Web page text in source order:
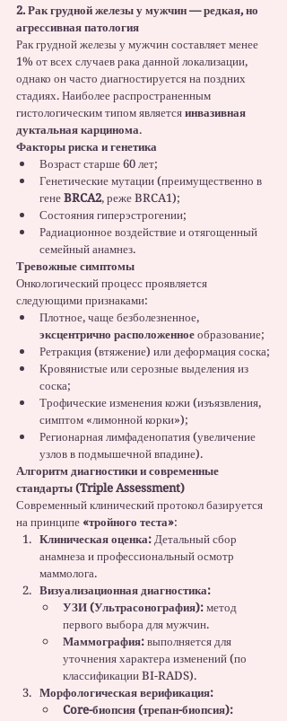
2. Рак грудной железы у мужчин — редкая, но
агрессивная патология
Рак грудной железы у мужчин составляет менее
1% от всех случаев рака данной локализации,
однако он часто диагностируется на поздних
стадиях. Наиболее распространенным
гистологическим типом является инвазивная
дуктальная карцинома.
Факторы риска и генетика
Возраст старше 60 лет;
Генетические мутации (преимущественно в
гене BRCA2, реже BRCA1);
Состояния гиперэстрогении;
Радиационное воздействие и отягощенный
семейный анамнез.
Тревожные симптомы
Онкологический процесс проявляется
следующими признаками:
Плотное, чаще безболезненное,
эксцентрично расположенное образование;
Ретракция (втяжение) или деформация соска;
Кровянистые или серозные выделения из
соска;
Трофические изменения кожи (изъязвления,
симптом «лимонной корки»);
Регионарная лимфаденопатия (увеличение
узлов в подмышечной впадине).
Алгоритм диагностики и современные
стандарты (Triple Assessment)
Современный клинический протокол базируется
на принципе «тройного теста»:
Клиническая оценка: Детальный сбор
анамнеза и профессиональный осмотр
маммолога.
Визуализационная диагностика:
УЗИ (Ультрасонография): метод
первого выбора для мужчин.
Маммография: выполняется для
уточнения характера изменений (по
классификации BI-RADS).
Морфологическая верификация:
Core-биопсия (трепан-биопсия):